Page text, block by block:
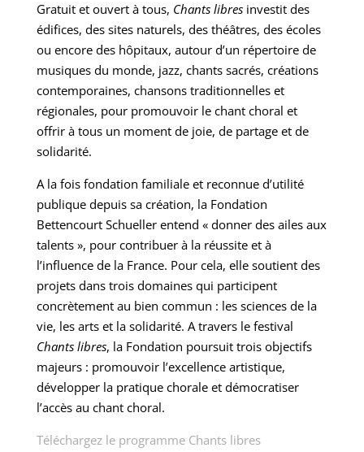
Gratuit et ouvert à tous, Chants libresinvestit des
édifices, des sites naturels, des théâtres, des écoles
ou encore des hôpitaux, autour d’un répertoire de
musiques du monde, jazz, chants sacrés, créations
contemporaines, chansons traditionnelles et
régionales, pour promouvoir le chant choral et
offrir à tous un moment de joie, de partage et de
solidarité.
A la fois fondation familiale et reconnue d’utilité
publique depuis sa création, la Fondation
Bettencourt Schueller entend « donner des ailes aux
talents », pour contribuer à la réussite et à
l’influence de la France. Pour cela, elle soutient des
projets dans trois domaines qui participent
concrètement au bien commun : les sciences de la
vie, les arts et la solidarité. A travers le festival
Chants libres, la Fondation poursuit trois objectifs
majeurs : promouvoir l’excellence artistique,
développer la pratique chorale et démocratiser
l’accès au chant choral.
Téléchargez le programme Chants libres